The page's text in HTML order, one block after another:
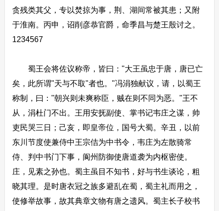
贪残类其父，专以焚掠为事，荆、湖间常被其患；又附
于淮南。丙申，诏削彦恭官爵，命季昌与楚王殷讨之。
1234567
蜀王会将佐议称帝，皆曰："大王虽忠于唐，唐已亡
矣，此所谓"天与不取"者也。"冯涓独献议，请，以蜀王
称制，曰："朝兴则未爽称臣，贼在则不同为恶。"王不
从，涓杜门不出。王用安抚副使、掌书记韦庄之谋，帅
吏民哭三日；己亥，即皇帝位，国号大蜀。辛丑，以前
东川节度使兼侍中王宗佶为中书令，韦庄为左散骑常
侍、判中书门下事，阆州防御使唐道袭为内枢密使。
庄，见素之孙也。蜀主虽目不知书，好与书生谈论，粗
晓其理。是时唐衣冠之族多避乱在蜀，蜀主礼而用之，
使修举故事，故其典章文物有唐之遗风。蜀主长子校书